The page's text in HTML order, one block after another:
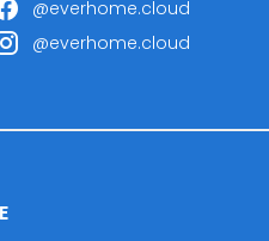
@everhome.cloud
@everhome.cloud